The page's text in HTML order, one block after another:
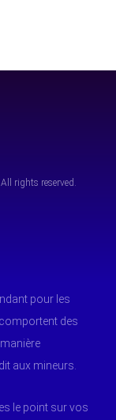
rights reserved.
pour les
des
aux mineurs.
le point sur vos